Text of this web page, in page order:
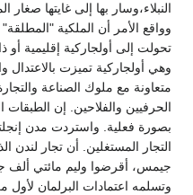
النبلاء،وسار بها إلى غايتها
وواقع الأمر أن الملكية
تحولت إلى أولجاركية إقليمية أو
وهي أولجاركية تميزت بالاعتدال
متعاونة مع ملوك الصناعة
الحرفيين والفلاحين. إن الطبقات
بصورة فعلية. واستردت مدن
التجار المستغلين. أن تجار
جيمس، أقرضوا وليم مائتي ألف